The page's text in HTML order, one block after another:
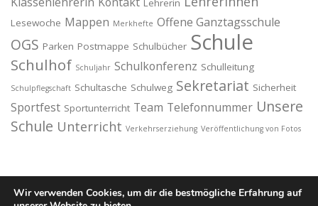
Lehrerin
Lesewoche Mappen Merkhefte Offene Ganztagsschule
OGS Parken Postmappe Schulbücher Schule
Schulhof Schuljahr Schulkonferenz Schulleitung
Schulpflegschaft Schultasche Schulweg Sekretariat Sicherheit
Sportfest Sportunterricht Team Telefonnummer Unsere
Schule Unterricht Verkehrserziehung Veröffentlichung von Fotos
Wir verwenden Cookies, um dir die bestmögliche Erfahrung auf